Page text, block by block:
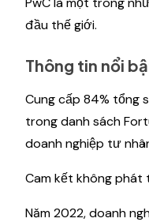
đầu thế giới.
Thông tin nổi
Cung cấp 84% tổng
trong danh sách
doanh nghiệp tư
Cam kết không phát
Năm 2022, doanh